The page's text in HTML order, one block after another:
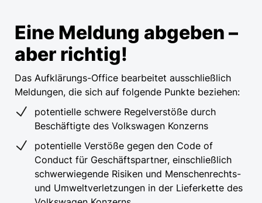
Eine Meldung abgeben –
aber richtig!
Das Aufklärungs-Office bearbeitet ausschließlich
Meldungen, die sich auf folgende Punkte beziehen:
potentielle schwere Regelverstöße durch
Beschäftigte des Volkswagen Konzerns
potentielle Verstöße gegen den Code of
Conduct für Geschäftspartner, einschließlich
schwerwiegende Risiken und Menschenrechts-
und Umweltverletzungen in der Lieferkette des